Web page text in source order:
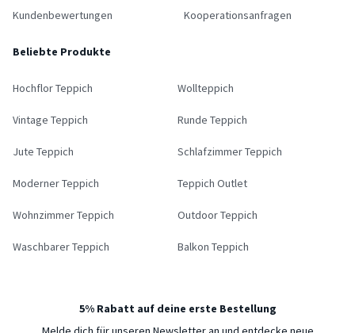
Kundenbewertungen Kooperationsanfragen
Beliebte Produkte
Hochflor Teppich Wollteppich
Vintage Teppich Runde Teppich
Jute Teppich Schlafzimmer Teppich
Moderner Teppich Teppich Outlet
Wohnzimmer Teppich Outdoor Teppich
Waschbarer Teppich Balkon Teppich
5% Rabatt auf deine erste Bestellung